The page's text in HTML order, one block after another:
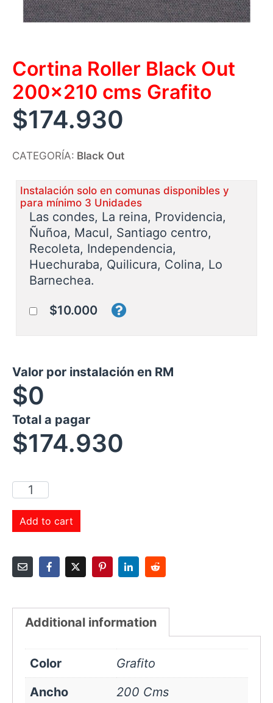
Cortina Roller Black Out
200×210 cms Grafito
$174.930
CATEGORÍA: Black Out
Instalación solo en comunas disponibles y
para mínimo 3 Unidades
Las condes, La reina, Providencia,
Ñuñoa, Macul, Santiago centro,
Recoleta, Independencia,
Huechuraba, Quilicura, Colina, Lo
Barnechea.
$10.000
Valor por instalación en RM
$0
Total a pagar
$174.930
Add to cart
Additional information
Color
Grafito
Ancho
200 Cms